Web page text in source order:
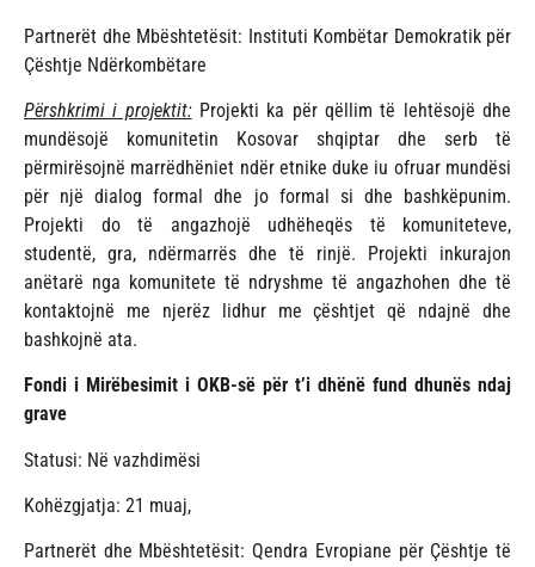
Partnerët dhe Mbështetësit: Instituti Kombëtar Demokratik për
Çështje Ndërkombëtare
Përshkrimi i projektit: Projekti ka për qëllim të lehtësojë dhe
mundësojë komunitetin Kosovar shqiptar dhe serb të
përmirësojnë marrëdhëniet ndër etnike duke iu ofruar mundësi
për një dialog formal dhe jo formal si dhe bashkëpunim.
Projekti do të angazhojë udhëheqës të komuniteteve,
studentë, gra, ndërmarrës dhe të rinjë. Projekti inkurajon
anëtarë nga komunitete të ndryshme të angazhohen dhe të
kontaktojnë me njerëz lidhur me çështjet që ndajnë dhe
bashkojnë ata.
Fondi i Mirëbesimit i OKB-së për t’i dhënë fund dhunës ndaj
grave
Statusi: Në vazhdimësi
Kohëzgjatja: 21 muaj,
Partnerët dhe Mbështetësit: Qendra Evropiane për Çështje të